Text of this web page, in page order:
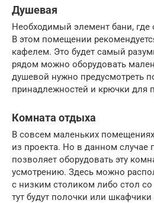
Душевая
Необходимый элемент бани, где
В этом помещении
кафелем. Это будет самый
рядом можно оборудовать
душевой нужно предусмотреть
принадлежностей и крючки для
Комната отдыха
В совсем маленьких
из проекта. Но в данном случае
позволяет оборудовать эту
усмотрению. Здесь можно
с низким столиком либо стол
тут будут полочки или